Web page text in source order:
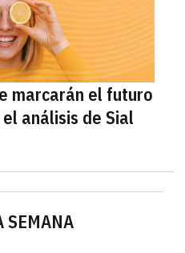
SEMANA
marcarán el futuro
análisis de Sial